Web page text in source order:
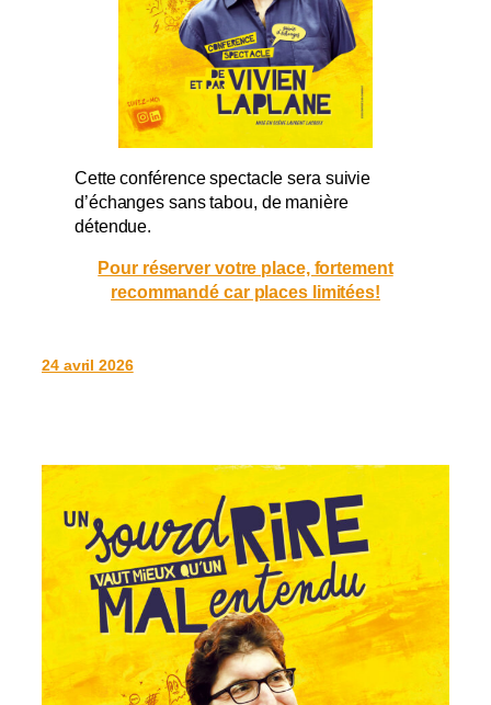
Cette conférence spectacle sera suivie
d’échanges sans tabou, de manière
détendue.
Pour réserver votre place, fortement
recommandé car places limitées!
24 avril 2026